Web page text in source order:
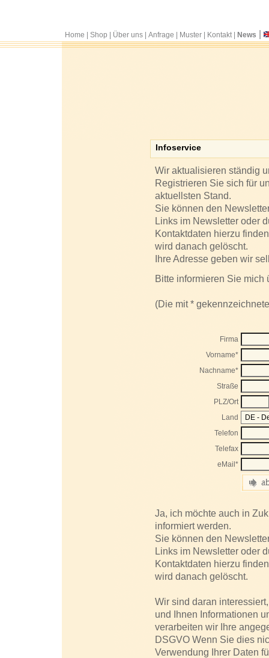
Infoservice
Wir aktualisieren ständig
Registrieren Sie sich für
aktuellsten Stand.
Sie können den
Links im Newsletter oder
Kontaktdaten hierzu
wird danach gelöscht.
Ihre Adresse geben wir
Bitte informieren Sie
(Die mit *
Firma
Vorname*
Nachname*
Straße
PLZ/Ort
Land
Telefon
Telefax
eMail*
Ja, ich möchte auch in
informiert werden.
Sie können den
Links im Newsletter oder
Kontaktdaten hierzu
wird danach gelöscht.
Wir sind daran
und Ihnen Informationen
verarbeiten wir Ihre
DSGVO Wenn Sie dies
Verwendung Ihrer Daten
Home Shop Über uns Anfrage Muster Kontakt| News